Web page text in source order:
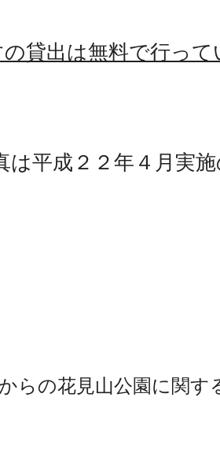
貸出は無料で行って
は平成２２年４月実
らの花見山公園に関す